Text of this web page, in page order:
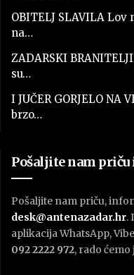
OBITELJ SLAVILA
na…
ZADARSKI
su…
I JUČER GORJELO NA
brzo…
Pošaljite nam
Pošaljite nam priču,
desk@antenazadar.hr.
aplikacija WhatsApp,
092 2222 972, rado